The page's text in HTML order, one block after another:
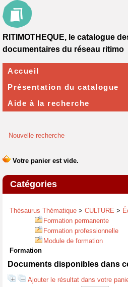
Nouvelle recherche
Catégories
Thésaurus Thématique > CULTURE >
Formation permanente
Formation professionnelle
Module de formation
Formation
Documents disponibles dans
Ajouter le résultat dans votre
RITIMOTHEQUE, le catalogue
documentaires du réseau ritimo
Accueil
Présentation du catalogue
Aide à la recherche